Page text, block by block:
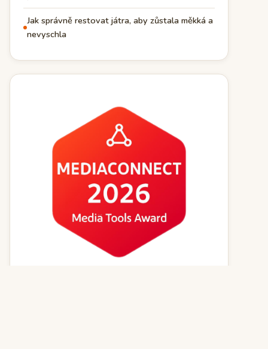
Jak správně restovat játra, aby zůstala měkká a
nevyschla